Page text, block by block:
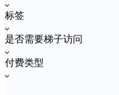
标签
是否需要梯子访问
付费类型